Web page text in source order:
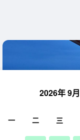
2026年 9月
一 二 三